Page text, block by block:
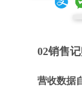
02销售
营收数据